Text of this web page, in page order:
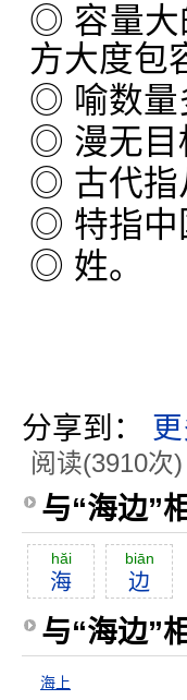
◎ 容量大
方大度包
◎ 喻数量
◎ 漫无目
◎ 古代指
◎ 特指中
◎ 姓。
分享到：
阅读(3910次)
与“海边”
hăi
海
biān
边
与“海边”
海上